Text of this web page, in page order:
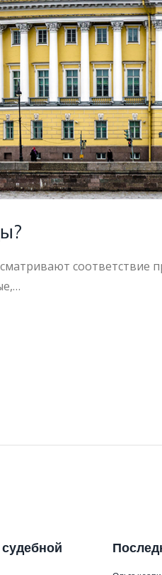
соответствие